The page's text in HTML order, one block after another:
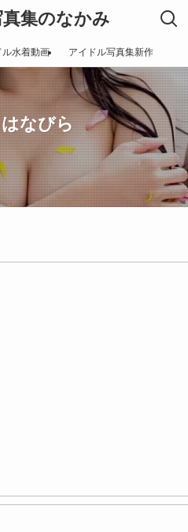
集のなかみ
ル水着動画 アイドル写真集新作
なびら